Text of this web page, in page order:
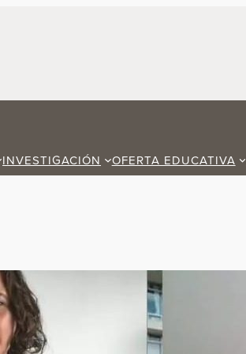
INVESTIGACIÓN OFERTA EDUCATIVA